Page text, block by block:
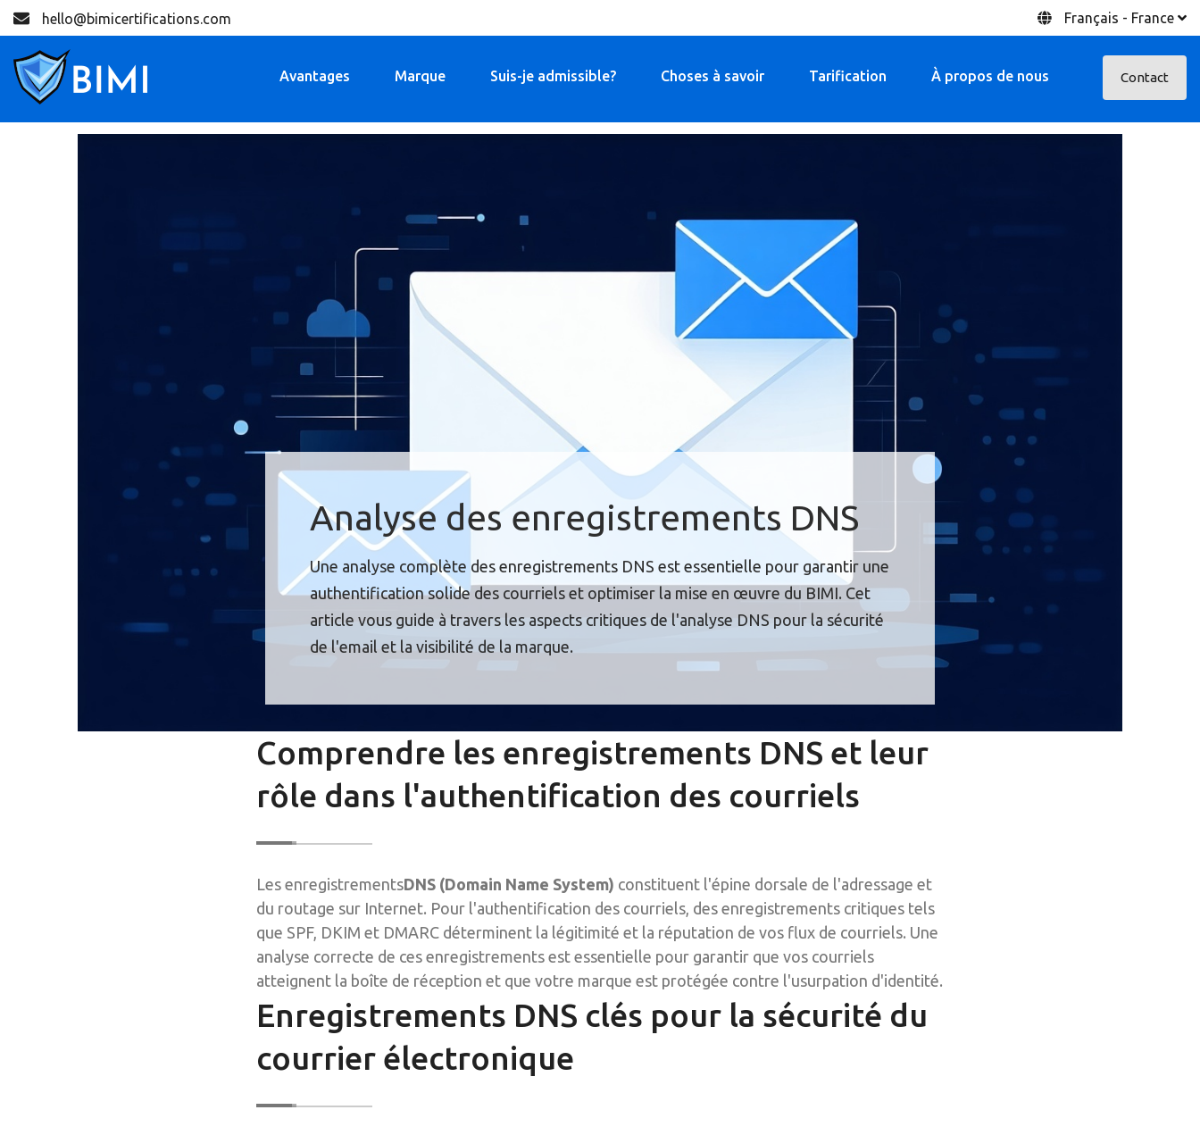
hello@bimicertifications.com Français - France
Avantages Marque Suis-je admissible? Choses à savoir Tarification À propos de nous Contact
Analyse des enregistrements DNS
Une analyse complète des enregistrements DNS est essentielle pour garantir une
authentification solide des courriels et optimiser la mise en œuvre du BIMI. Cet
article vous guide à travers les aspects critiques de l'analyse DNS pour la sécurité
de l'email et la visibilité de la marque.
Comprendre les enregistrements DNS et leur
rôle dans l'authentification des courriels
Les enregistrementsDNS (Domain Name System) constituent l'épine dorsale de l'adressage et
du routage sur Internet. Pour l'authentification des courriels, des enregistrements critiques tels
que SPF, DKIM et DMARC déterminent la légitimité et la réputation de vos flux de courriels. Une
analyse correcte de ces enregistrements est essentielle pour garantir que vos courriels
atteignent la boîte de réception et que votre marque est protégée contre l'usurpation d'identité.
Enregistrements DNS clés pour la sécurité du
courrier électronique